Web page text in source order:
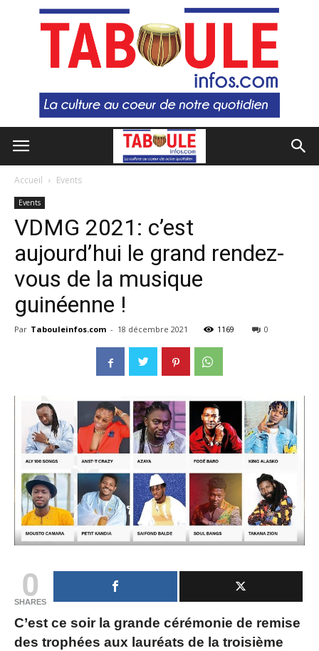
Accueil Events
Events
VDMG 2021: c’est
aujourd’hui le grand rendez-
vous de la musique
guinéenne !
Par Tabouleinfos.com - 18 décembre 2021 1169 0
0
SHARES
C’est ce soir la grande cérémonie de remise
des trophées aux lauréats de la troisième